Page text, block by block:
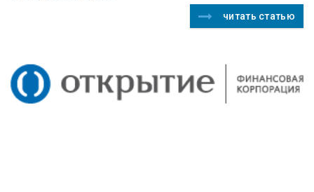
читать статью